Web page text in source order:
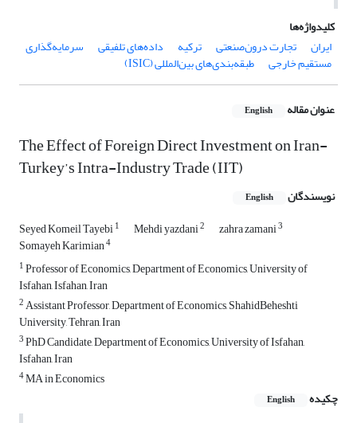
کلیدواژه‌ها
ایران
تجارت درون‌صنعتی‌ ترکیه داده‌های تلفیقی سرمایه‌گذاری
مستقیم خارجی‌ طبقه‌بندی‌های بین‌المللی (ISIC)
عنوان مقاله English
The Effect of Foreign Direct Investment on Iran-
Turkey’s Intra-Industry Trade (IIT)
نویسندگان English
Seyed Komeil Tayebi1 Mehdi yazdani2 zahra zamani3
Somayeh Karimian4
1Professor of Economics, Department of Economics, University of
Isfahan, Isfahan, Iran
2Assistant Professor, Department of Economics, ShahidBeheshti
University, Tehran, Iran
3PhD Candidate, Department of Economics, University of Isfahan,
Isfahan, Iran
4MA in Economics
چکیده
English